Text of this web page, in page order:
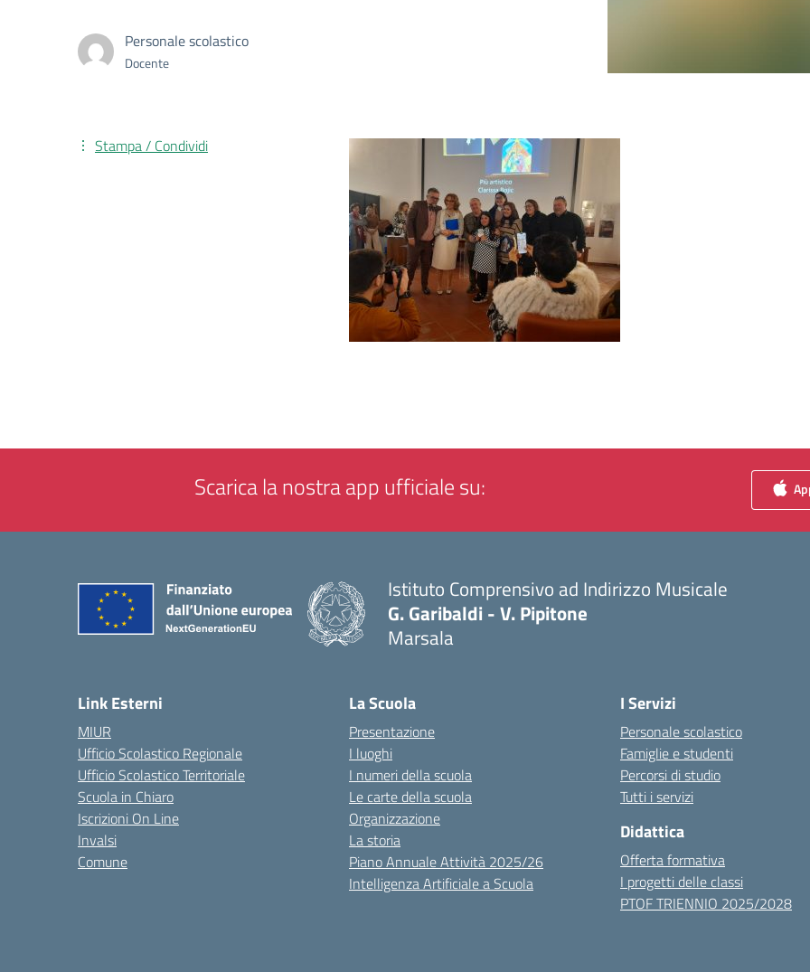
Personale scolastico
Docente
Stampa / Condividi
Scarica la nostra app ufficiale su:
Istituto Comprensivo ad Indirizzo Musicale
G. Garibaldi - V. Pipitone
Marsala
Link Esterni
MIUR
Ufficio Scolastico Regionale
Ufficio Scolastico Territoriale
Scuola in Chiaro
Iscrizioni On Line
Invalsi
Comune
La Scuola
Presentazione
I luoghi
I numeri della scuola
Le carte della scuola
Organizzazione
La storia
Piano Annuale Attività 2025/26
Intelligenza Artificiale a Scuola
I Servizi
Personale scolastico
Famiglie e studenti
Percorsi di studio
Tutti i servizi
Didattica
Offerta formativa
I progetti delle classi
PTOF TRIENNIO 2025/2028